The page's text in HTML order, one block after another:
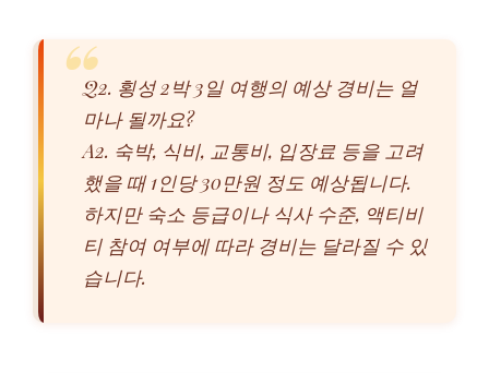
Q2. 횡성 2박 3일 여행의 예상 경비는 얼
마나 될까요?
A2. 숙박, 식비, 교통비, 입장료 등을 고려
했을 때 1인당 30만원 정도 예상됩니다.
하지만 숙소 등급이나 식사 수준, 액티비
티 참여 여부에 따라 경비는 달라질 수 있
습니다.